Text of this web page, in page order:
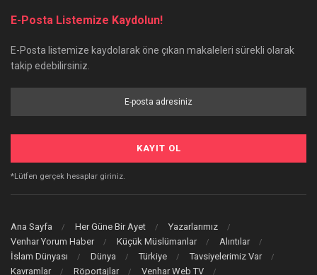
E-Posta Listemize Kaydolun!
E-Posta listemize kaydolarak öne çıkan makaleleri sürekli olarak
takip edebilirsiniz.
*Lütfen gerçek hesaplar giriniz.
Ana Sayfa Her Güne Bir Ayet
Yazarlarımız
Venhar Yorum Haber
Küçük Müslümanlar
Alıntılar
İslam Dünyası
Dünya Türkiye
Tavsiyelerimiz Var
Kavramlar
Röportajlar Venhar Web TV